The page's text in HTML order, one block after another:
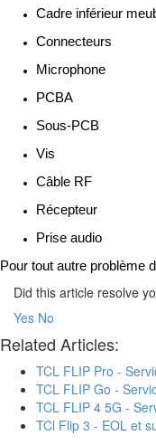
Cadre inférieur
Connecteurs
Microphone
PCBA
Sous-PCB
Vis
Câble RF
Récepteur
Prise audio
Pour tout autre problème
Did this article resolve
Yes No
Related Articles:
TCL FLIP Pro -
TCL FLIP Go -
TCL FLIP 4 5G -
TCl Flip 3 - EOL et